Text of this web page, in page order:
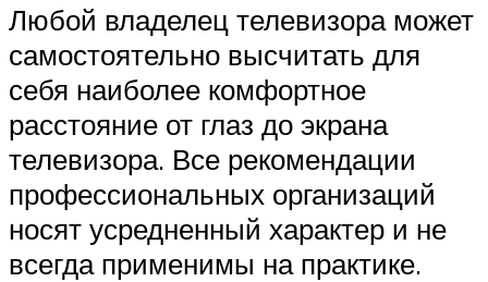
Любой владелец телевизора может
самостоятельно высчитать для
себя наиболее комфортное
расстояние от глаз до экрана
телевизора. Все рекомендации
профессиональных организаций
носят усредненный характер и не
всегда применимы на практике.